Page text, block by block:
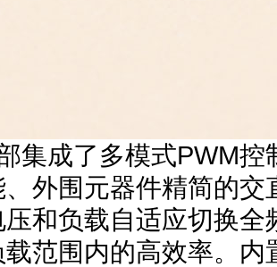
集成了多模式PWM
、外围元器件精简的
和负载自适应切换
范围内的高效率。